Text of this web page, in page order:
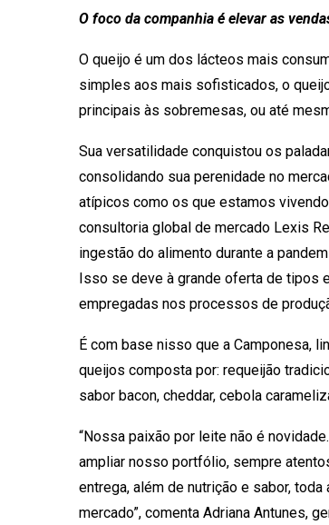
O foco da companhia é elevar as
O queijo é um dos lácteos mais
simples aos mais sofisticados, o
principais às sobremesas, ou até
Sua versatilidade conquistou os
consolidando sua perenidade no
atípicos como os que estamos
consultoria global de mercado Lexis
ingestão do alimento durante a
Isso se deve à grande oferta de tipos
empregadas nos processos de
É com base nisso que a Camponesa,
queijos composta por: requeijão
sabor bacon, cheddar, cebola
“Nossa paixão por leite não é
ampliar nosso portfólio, sempre
entrega, além de nutrição e sabor,
mercado”, comenta Adriana Antunes,